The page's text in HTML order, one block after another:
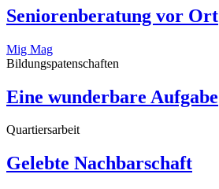
Seniorenberatung vor Ort
Mig Mag
Bildungspatenschaften
Eine wunderbare Aufgabe
Quartiersarbeit
Gelebte Nachbarschaft